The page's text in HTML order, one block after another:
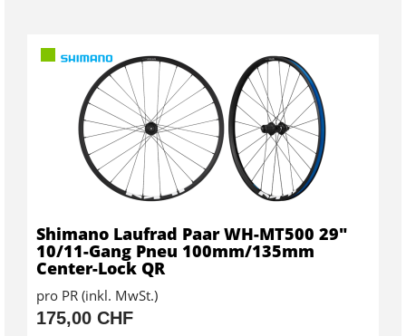
Shimano Laufrad Paar WH-MT500 29"
10/11-Gang Pneu 100mm/135mm
Center-Lock QR
pro PR (inkl. MwSt.)
175,00 CHF